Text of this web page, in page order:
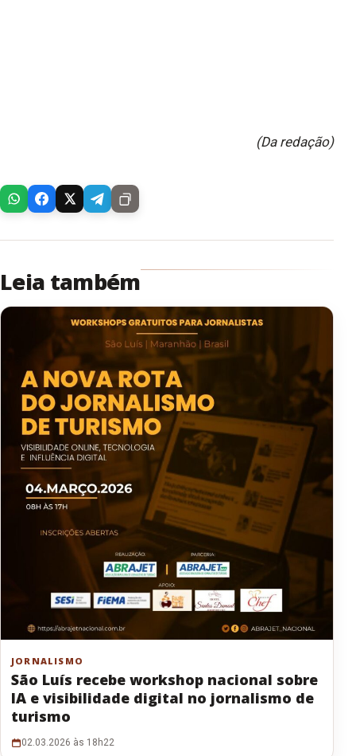
(Da redação)
Leia também
JORNALISMO
São Luís recebe workshop nacional sobre
IA e visibilidade digital no jornalismo de
turismo
02.03.2026 às 18h22